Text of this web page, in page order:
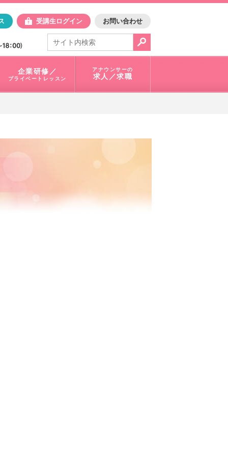
アスク
受講生ログイン お問い合わせ
電話で問合せ：
03-3401-1010
企業研修／
プライベートレッスン
アナウンサーの
求人／求職